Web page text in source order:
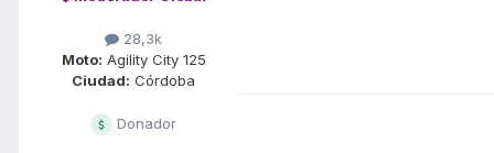
28,3k
Moto: Agility City 125
Ciudad: Córdoba
Donador